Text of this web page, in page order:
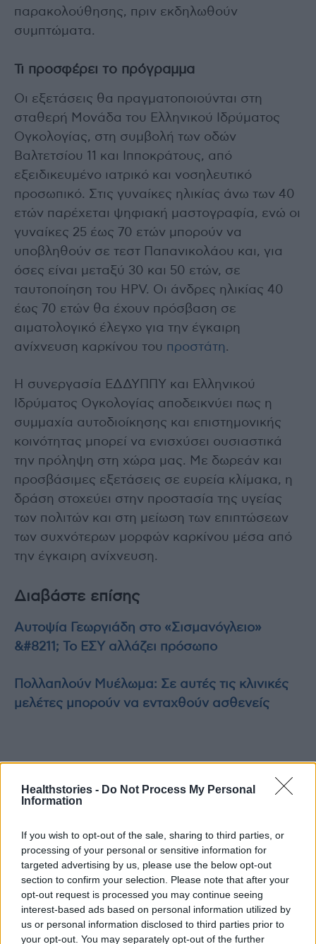
Healthstories - Do Not Process My Personal
Information
If you wish to opt-out of the sale, sharing to third parties, or
processing of your personal or sensitive information for
targeted advertising by us, please use the below opt-out
section to confirm your selection. Please note that after your
opt-out request is processed you may continue seeing
interest-based ads based on personal information utilized by
us or personal information disclosed to third parties prior to
your opt-out. You may separately opt-out of the further
παρακολούθησης, πριν εκδηλωθούν
συμπτώματα.
Τι προσφέρει το πρόγραμμα
Οι εξετάσεις θα πραγματοποιούνται στη
σταθερή Μονάδα του Ελληνικού Ιδρύματος
Ογκολογίας, στη συμβολή των οδών
Βαλτετσίου 11 και Ιπποκράτους, από
εξειδικευμένο ιατρικό και νοσηλευτικό
προσωπικό. Στις γυναίκες ηλικίας άνω των 40
ετών παρέχεται ψηφιακή μαστογραφία, ενώ οι
γυναίκες 25 έως 70 ετών μπορούν να
υποβληθούν σε τεστ Παπανικολάου και, για
όσες είναι μεταξύ 30 και 50 ετών, σε
ταυτοποίηση του HPV. Οι άνδρες ηλικίας 40
έως 70 ετών θα έχουν πρόσβαση σε
αιματολογικό έλεγχο για την έγκαιρη
ανίχνευση καρκίνου του προστάτη.
Η συνεργασία ΕΔΔΥΠΠΥ και Ελληνικού
Ιδρύματος Ογκολογίας αποδεικνύει πως η
συμμαχία αυτοδιοίκησης και επιστημονικής
κοινότητας μπορεί να ενισχύσει ουσιαστικά
την πρόληψη στη χώρα μας. Με δωρεάν και
προσβάσιμες εξετάσεις σε ευρεία κλίμακα, η
δράση στοχεύει στην προστασία της υγείας
των πολιτών και στη μείωση των επιπτώσεων
των συχνότερων μορφών καρκίνου μέσα από
την έγκαιρη ανίχνευση.
Διαβάστε επίσης
Αυτοψία Γεωργιάδη στο «Σισμανόγλειο»
&#8211; Το ΕΣΥ αλλάζει πρόσωπο
Πολλαπλούν Μυέλωμα: Σε αυτές τις κλινικές
μελέτες μπορούν να ενταχθούν ασθενείς
ΕΔΔΥΠΠΥ και Ελληνικό Ίδρυμα Ογκολογίας
HS Team